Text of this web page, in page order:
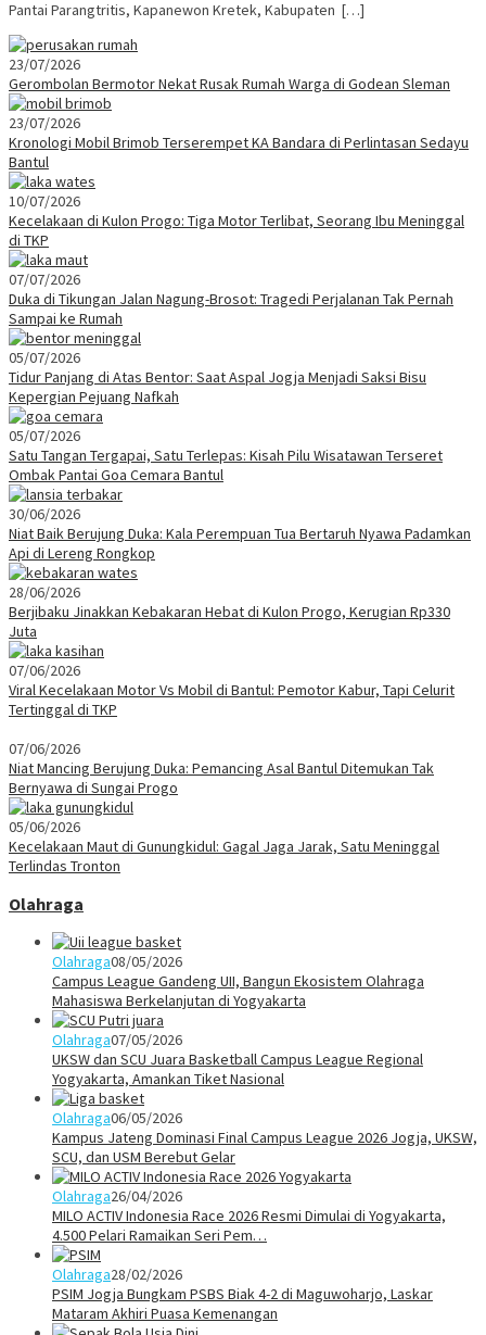
Pantai Parangtritis, Kapanewon Kretek, Kabupaten […]
23/07/2026
Gerombolan Bermotor Nekat Rusak Rumah Warga di Godean Sleman
23/07/2026
Kronologi Mobil Brimob Terserempet KA Bandara di Perlintasan Sedayu
Bantul
10/07/2026
Kecelakaan di Kulon Progo: Tiga Motor Terlibat, Seorang Ibu Meninggal
di TKP
07/07/2026
Duka di Tikungan Jalan Nagung-Brosot: Tragedi Perjalanan Tak Pernah
Sampai ke Rumah
05/07/2026
Tidur Panjang di Atas Bentor: Saat Aspal Jogja Menjadi Saksi Bisu
Kepergian Pejuang Nafkah
05/07/2026
Satu Tangan Tergapai, Satu Terlepas: Kisah Pilu Wisatawan Terseret
Ombak Pantai Goa Cemara Bantul
30/06/2026
Niat Baik Berujung Duka: Kala Perempuan Tua Bertaruh Nyawa Padamkan
Api di Lereng Rongkop
28/06/2026
Berjibaku Jinakkan Kebakaran Hebat di Kulon Progo, Kerugian Rp330
Juta
07/06/2026
Viral Kecelakaan Motor Vs Mobil di Bantul: Pemotor Kabur, Tapi Celurit
Tertinggal di TKP
07/06/2026
Niat Mancing Berujung Duka: Pemancing Asal Bantul Ditemukan Tak
Bernyawa di Sungai Progo
05/06/2026
Kecelakaan Maut di Gunungkidul: Gagal Jaga Jarak, Satu Meninggal
Terlindas Tronton
Olahraga
Olahraga08/05/2026
Campus League Gandeng UII, Bangun Ekosistem Olahraga
Mahasiswa Berkelanjutan di Yogyakarta
Olahraga07/05/2026
UKSW dan SCU Juara Basketball Campus League Regional
Yogyakarta, Amankan Tiket Nasional
Olahraga06/05/2026
Kampus Jateng Dominasi Final Campus League 2026 Jogja, UKSW,
SCU, dan USM Berebut Gelar
Olahraga26/04/2026
MILO ACTIV Indonesia Race 2026 Resmi Dimulai di Yogyakarta,
4.500 Pelari Ramaikan Seri Pem…
Olahraga28/02/2026
PSIM Jogja Bungkam PSBS Biak 4-2 di Maguwoharjo, Laskar
Mataram Akhiri Puasa Kemenangan